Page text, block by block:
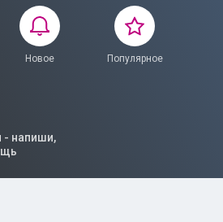
Новое Популярное
- напиши,